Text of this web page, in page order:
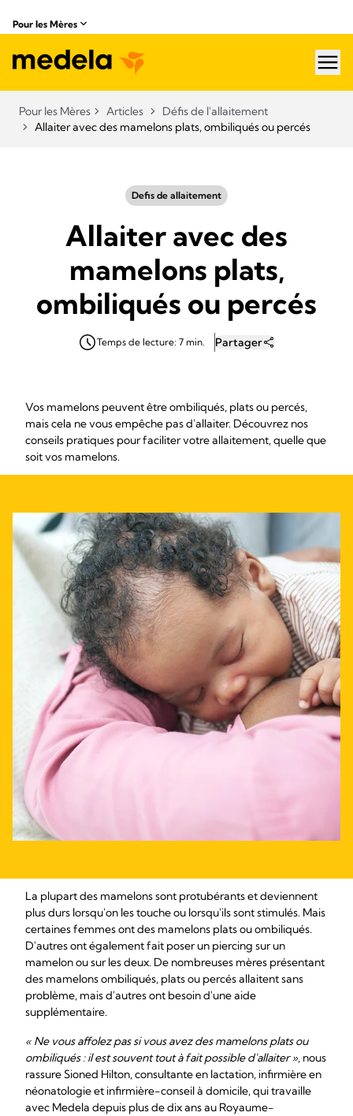
Pour les Mères
Pour les Mères Articles
Défis de l'allaitement
Allaiter avec des mamelons plats, ombiliqués ou percés
Defis de allaitement
Allaiter avec des
mamelons plats,
ombiliqués ou percés
Temps de lecture: 7 min. Partager
Vos mamelons peuvent être ombiliqués, plats ou percés,
mais cela ne vous empêche pas d'allaiter. Découvrez nos
conseils pratiques pour faciliter votre allaitement, quelle que
soit vos mamelons.
La plupart des mamelons sont protubérants et deviennent
plus durs lorsqu'on les touche ou lorsqu'ils sont stimulés. Mais
certaines femmes ont des mamelons plats ou ombiliqués.
D'autres ont également fait poser un piercing sur un
mamelon ou sur les deux. De nombreuses mères présentant
des mamelons ombiliqués, plats ou percés allaitent sans
problème, mais d'autres ont besoin d'une aide
supplémentaire.
« Ne vous affolez pas si vous avez des mamelons plats ou
ombiliqués : il est souvent tout à fait possible d'allaiter », nous
rassure Sioned Hilton, consultante en lactation, infirmière en
néonatologie et infirmière-conseil à domicile, qui travaille
avec Medela depuis plus de dix ans au Royaume-